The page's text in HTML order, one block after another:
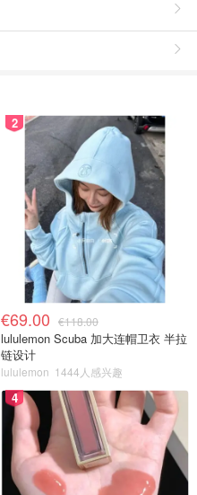
2
€69.00 €118.00
lululemon Scuba 加大连帽卫衣 半拉
链设计
lululemon 1444人感兴趣
4